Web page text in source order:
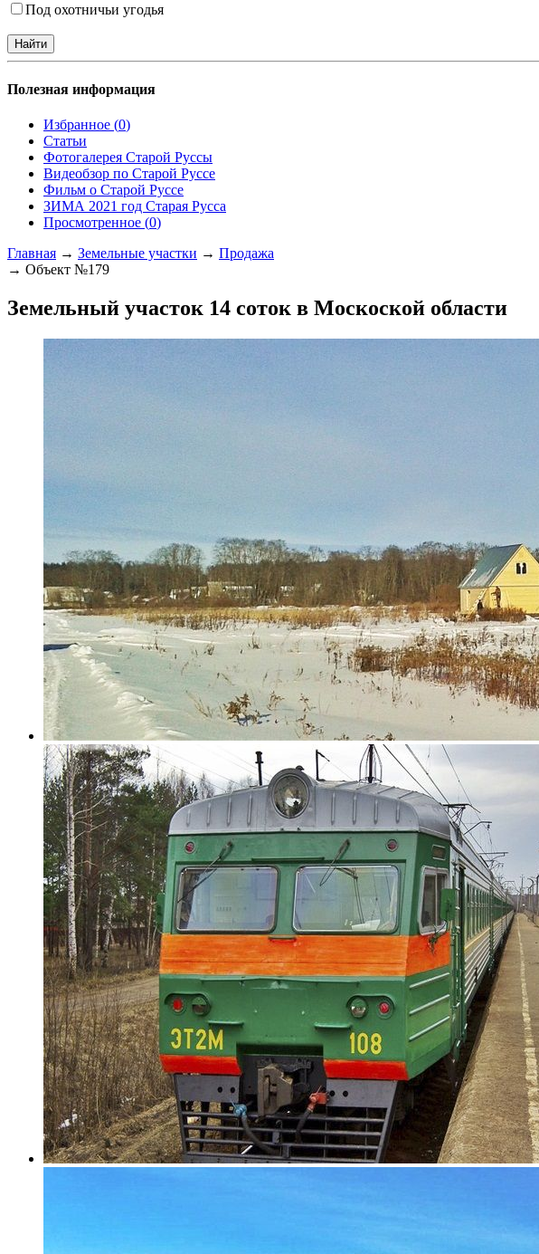
Под охотничьи угодья
Полезная информация
Избранное (0)
Статьи
Фотогалерея Старой Руссы
Видеобзор по Старой Руссе
Фильм о Старой Руссе
ЗИМА 2021 год Старая Русса
Просмотренное (0)
Главная → Земельные участки → Продажа
→ Объект №179
Земельный участок 14 соток в Москоской области